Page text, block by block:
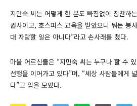
지만숙 씨는 어떻게 한 분도 빠짐없이 칭찬하
권사이고, 호스피스 교육을 받았으니 뭐든 봉
대 자랑할 일은 아니다”라고 손사래를 쳤다.
마을 어르신들은 “지만숙 씨는 누구나 할 수
선행을 이어가고 있다”며, “세상 사람들에게
다”고 입을 모았다.